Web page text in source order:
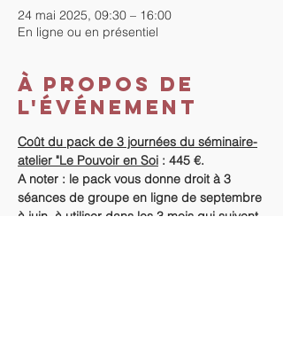
24 mai 2025, 09:30 – 16:00
En ligne ou en présentiel
À propos de
l'événement
Coût du pack de 3 journées du séminaire-
atelier "Le Pouvoir en Soi : 445 €.
A noter : le pack vous donne droit à 3
séances de groupe en ligne de septembre
à juin, à utiliser dans les 3 mois qui suivent